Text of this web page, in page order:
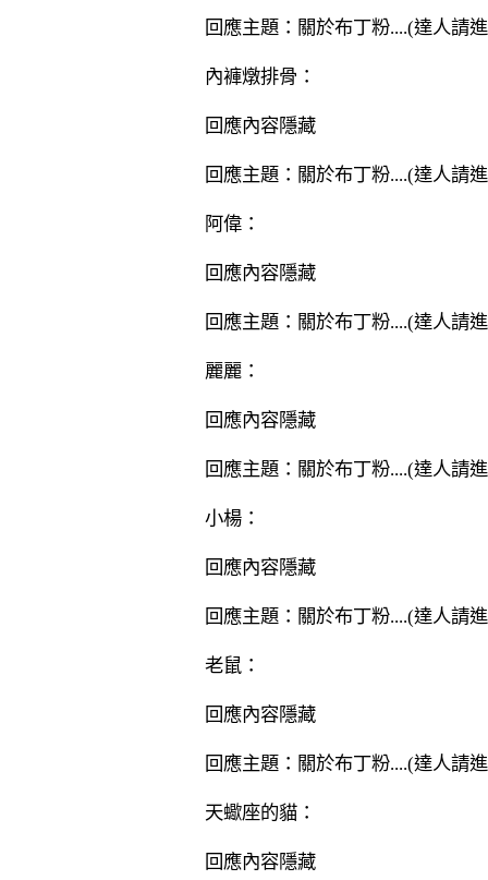
回應主題：關於布丁粉....(達人請
內褲燉排骨：
回應內容隱藏
回應主題：關於布丁粉....(達人請
阿偉：
回應內容隱藏
回應主題：關於布丁粉....(達人請
麗麗：
回應內容隱藏
回應主題：關於布丁粉....(達人請
小楊：
回應內容隱藏
回應主題：關於布丁粉....(達人請
老鼠：
回應內容隱藏
回應主題：關於布丁粉....(達人請
天蠍座的貓：
回應內容隱藏